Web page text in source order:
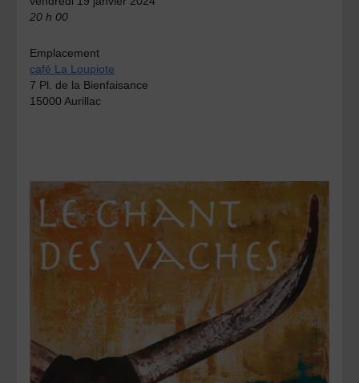
20 h 00
Emplacement
café La Loupiote
7 Pl. de la Bienfaisance
15000 Aurillac